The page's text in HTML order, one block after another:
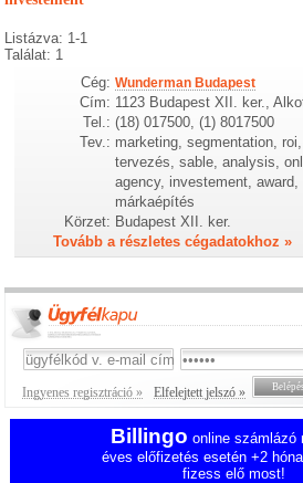
Listázva: 1-1
Találat: 1
Cég: Wunderman Budapest
Cím: 1123 Budapest XII. ker.,
Tel.: (18) 017500, (1) 8017500
Tev.: marketing, segmentation,
tervezés, sable, analysis,
agency, investement,
márkaépítés
Körzet: Budapest XII. ker.
Tovább a részletes cégadatokhoz »
Ingyenes regisztráció » Elfelejtett jelszó »
Billingo online számlázó
éves előfizetés esetén +2
fizess elő most!